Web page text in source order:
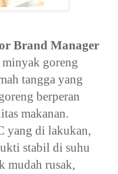
Brand Manager
minyak goreng
tangga yang
berperan
makanan.
yang di lakukan,
stabil di suhu
mudah rusak,